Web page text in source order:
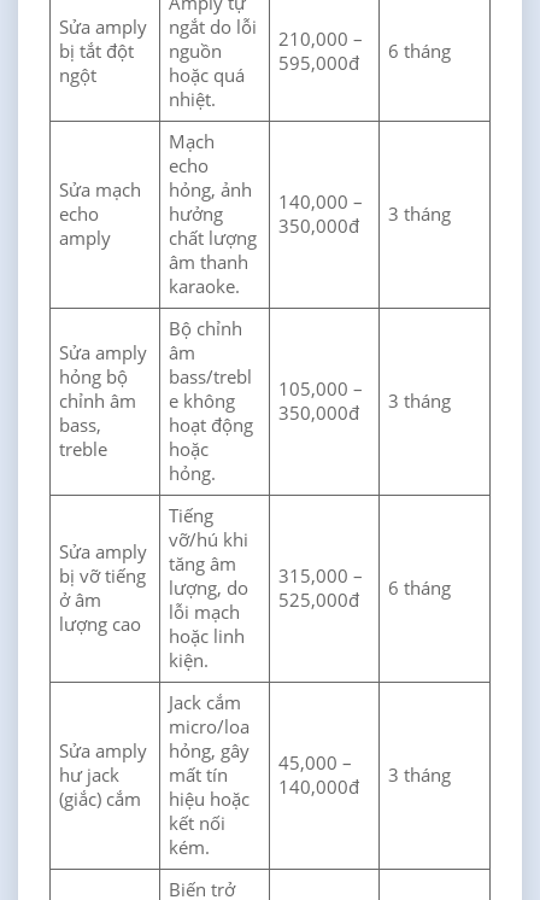
Sửa amply
bị tắt đột
ngột
ngắt do lỗi
nguồn
hoặc quá
nhiệt.
210,000 –
595,000đ
6 tháng
Sửa mạch
echo
amply
Mạch
echo
hỏng, ảnh
hưởng
chất lượng
âm thanh
karaoke.
140,000 –
350,000đ
3 tháng
Sửa amply
hỏng bộ
chỉnh âm
bass,
treble
Bộ chỉnh
âm
bass/trebl
e không
hoạt động
hoặc
hỏng.
105,000 –
350,000đ
3 tháng
Sửa amply
bị vỡ tiếng
ở âm
lượng cao
Tiếng
vỡ/hú khi
tăng âm
lượng, do
lỗi mạch
hoặc linh
kiện.
315,000 –
525,000đ
6 tháng
Sửa amply
hư jack
(giắc) cắm
Jack cắm
micro/loa
hỏng, gây
mất tín
hiệu hoặc
kết nối
kém.
45,000 –
140,000đ
3 tháng
Biến trở